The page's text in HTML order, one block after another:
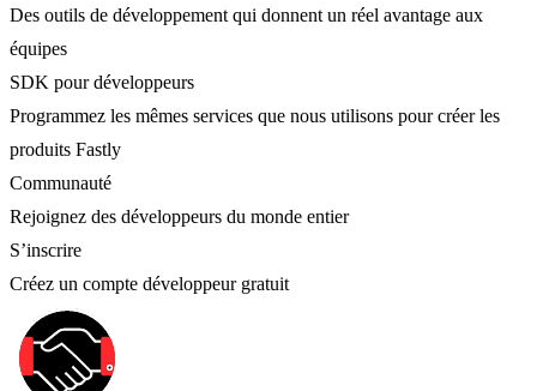
Des outils de développement qui donnent un réel avantage aux
équipes
SDK pour développeurs
Programmez les mêmes services que nous utilisons pour créer les
produits Fastly
Communauté
Rejoignez des développeurs du monde entier
S’inscrire
Créez un compte développeur gratuit